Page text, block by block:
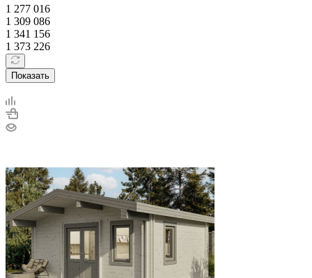
1 277 016
1 309 086
1 341 156
1 373 226
Показать